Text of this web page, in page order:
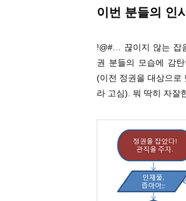
이번 분들의 인
!@#… 끊이지 않는 잡
권 분들의 모습에 감
(이전 정권을 대상으로
라 고심). 뭐 딱히 자잘